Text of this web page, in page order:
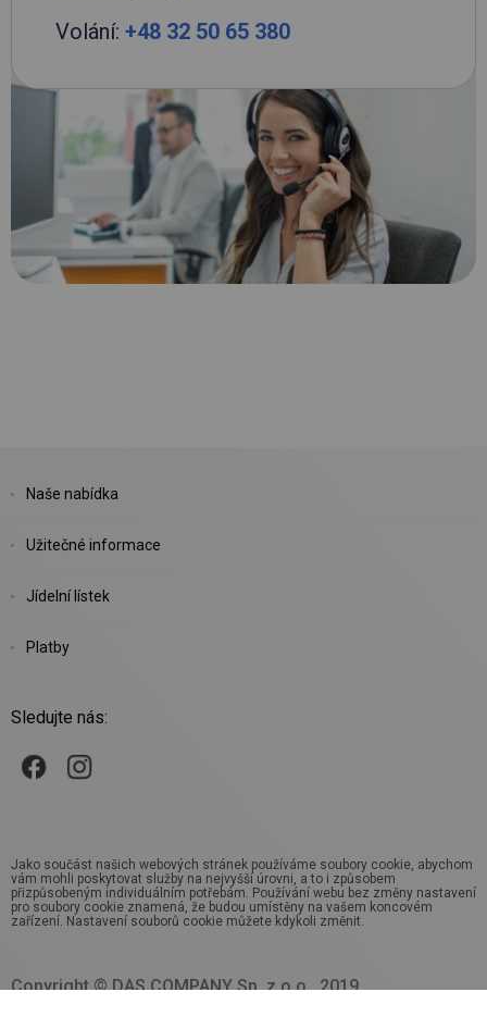
Volání: +48 32 50 65 380
Naše nabídka
Užitečné informace
Jídelní lístek
Platby
Sledujte nás:
Jako součást našich webových stránek používáme soubory cookie, abychom
vám mohli poskytovat služby na nejvyšší úrovni, a to i způsobem
přizpůsobeným individuálním potřebám. Používání webu bez změny nastavení
pro soubory cookie znamená, že budou umístěny na vašem koncovém
zařízení. Nastavení souborů cookie můžete kdykoli změnit.
Copyright © DAS COMPANY Sp. z o.o., 2019.